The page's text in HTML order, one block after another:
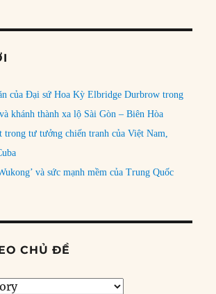
của Đại sứ Hoa Kỳ Elbridge Durbrow trong
khánh thành xa lộ Sài Gòn – Biên Hòa
trong tư tưởng chiến tranh của Việt Nam,
và sức mạnh mềm của Trung Quốc
CHỦ ĐỀ